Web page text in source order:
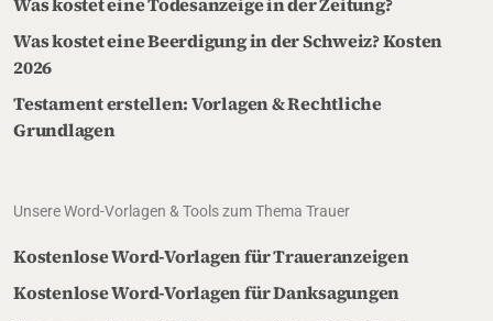
Was kostet eine Beerdigung in der Schweiz? Kosten
2026
Testament erstellen: Vorlagen & Rechtliche
Grundlagen
Unsere Word-Vorlagen & Tools zum Thema Trauer
Kostenlose Word-Vorlagen für Traueranzeigen
Kostenlose Word-Vorlagen für Danksagungen